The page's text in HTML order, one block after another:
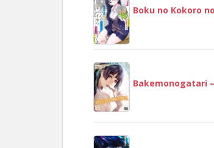
Boku no Kokoro
Bakemonogatari –